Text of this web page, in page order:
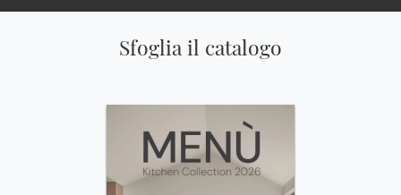
Sfoglia il catalogo